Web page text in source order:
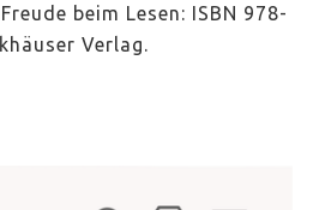
beim Lesen: ISBN 978-
Verlag.